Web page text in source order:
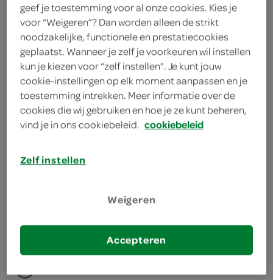
6 lente-/bosuitjes
8 chipolataworstjes
kies je winkel
benodigdheden
barbecue
deel op twitter
geef je toestemming voor al onze cookies. Kies je
voor “Weigeren”? Dan worden alleen de strikt
noodzakelijke, functionele en prestatiecookies
geplaatst. Wanneer je zelf je voorkeuren wil instellen
kun je kiezen voor “zelf instellen”. Je kunt jouw
cookie-instellingen op elk moment aanpassen en je
toestemming intrekken. Meer informatie over de
cookies die wij gebruiken en hoe je ze kunt beheren,
vind je in ons cookiebeleid. cookiebeleid
Zelf instellen
Weigeren
Accepteren